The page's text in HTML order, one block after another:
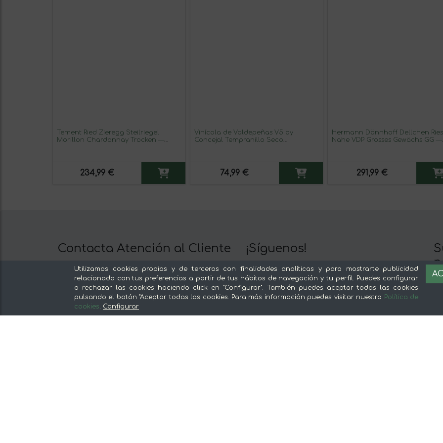
Tement Ried Zieregg Steilriegel
Morillon Chardonnay Trocken —
234,99 €
Vinícola de Valdepeñas V5 by
Concejal Tempranillo Seco
74,99 €
Hermann Dönnhoff Dellchen
Nahe VDP Grosses Gewächs GG —
291,99 €
Contacta Atención al Cliente
Llámanos al 672 11 02 15
Escríbenos al Whatsapp
Escríbenos
De lunes a viernes de 8:30 a 14:00
¡Síguenos!
Nuestra app es mejor :)
Utilizamos cookies propias y de terceros con finalidades analíticas y para mostrarte publicidad
relacionada con tus preferencias a partir de tus hábitos de navegación y tu perfil. Puedes configurar
o rechazar las cookies haciendo click en "Configurar". También puedes aceptar todas las cookies
pulsando el botón "Aceptar todas las cookies. Para más información puedes visitar nuestra Política de
cookies. Configurar